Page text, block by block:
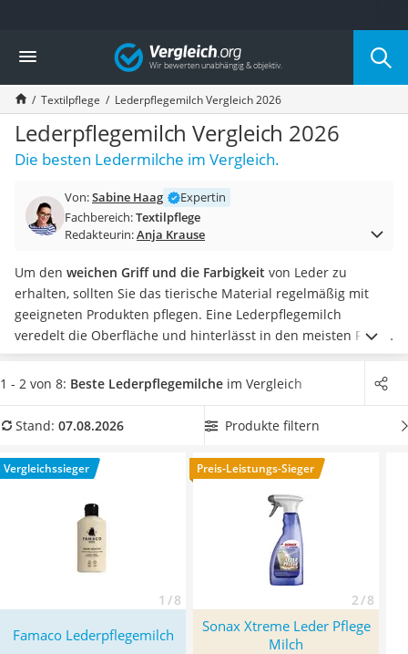
Die beliebtesten Vergleiche nach Kategorie
Haushalt
Wassersprudler
Zentralstaubsauger
Brotbackautomat
Wischroboter
Wäschespinne
Spülmaschinentabs
Akku-Staubsauger
AEG-Waschmaschine
Saug-Wisch-Roboter
Handstaubsauger
Milchaufschäumer
Kondenstrockner
Reiskocher
Tierhaarstaubsauger
Nespresso-Maschine
Messerschärfer
Vergleich
Textilpflege Lederpflegemilch Vergleich 2026
Lederpflegemilch Vergleich 2026
Die besten Ledermilche im Vergleich.
Von:Sabine Haag
Expertin
Fachbereich:Textilpflege
Redakteurin:Anja Krause
Um den weichen Griff und die Farbigkeit von Leder zu
erhalten, sollten Sie das tierische Material regelmäßig mit
geeigneten Produkten pflegen. Eine Lederpflegemilch
veredelt die Oberfläche und hinterlässt in den meisten Fällen
einenseidig matten Glanz. Gängige Lederpflegemilche-Tests
im Internet fokussieren sich auf Produkte, die eine
besonders
Maß an Geschmeidigkeit verleihen. Finden Sie in unserer
Einwirkzeitüberzeugt. Überzeugt hat uns hier im August
2026 besonders das Modell
Famaco Lederpflegemilch
seinen Eigenschaften.
1 - 2 von 8: Beste Lederpflegemilche im Vergleich
Stand: 07.08.2026 Produkte filtern
Vergleichssieger
1 / 8
Preis-Leistungs-Sieger
2 / 8
Famaco Lederpflegemilch
Sonax Xtreme Leder Pflege
Milch